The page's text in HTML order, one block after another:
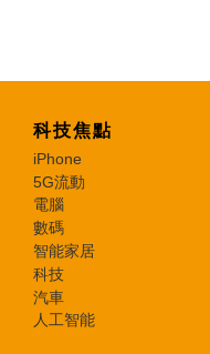
科技焦點
iPhone
5G流動
電腦
數碼
智能家居
科技
汽車
人工智能